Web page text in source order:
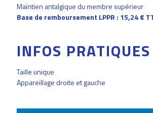
Maintien antalgique du membre supérieur
Base de remboursement LPPR : 15,24 €
INFOS PRATIQUES
Taille unique
Appareillage droite et gauche